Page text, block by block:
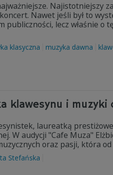
Najistotniejszy
Nawet jeśli był to
publiczności, lecz właśnie o
klasyczna muzyka dawna
klawesynu i muzyki
laureatką
W audycji "Cafe Muza"
oraz pasji, która
Stefańska